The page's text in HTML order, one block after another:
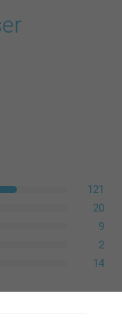
121
20
9
2
14